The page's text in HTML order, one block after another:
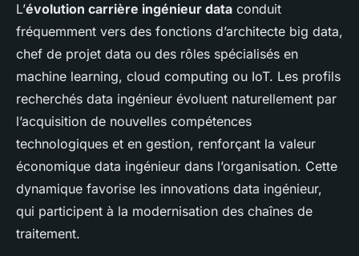
L’évolution carrière ingénieur data conduit
fréquemment vers des fonctions d’architecte big data,
chef de projet data ou des rôles spécialisés en
machine learning, cloud computing ou IoT. Les profils
recherchés data ingénieur évoluent naturellement par
l’acquisition de nouvelles compétences
technologiques et en gestion, renforçant la valeur
économique data ingénieur dans l’organisation. Cette
dynamique favorise les innovations data ingénieur,
qui participent à la modernisation des chaînes de
traitement.